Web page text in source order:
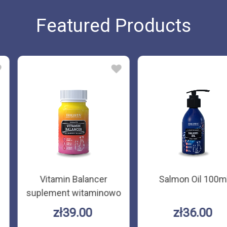
Featured Products
Czystek dla psa i kota
100g